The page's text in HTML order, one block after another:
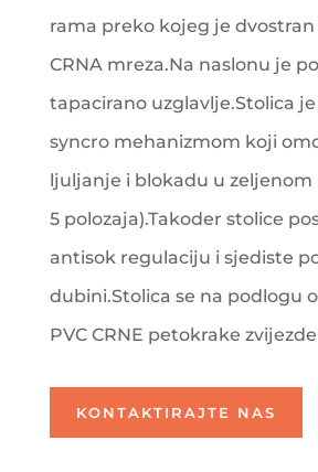
rama preko kojeg je
CRNA mreza.Na naslonu je
tapacirano uzglavlje.Stolica
syncro mehanizmom koji
ljuljanje i blokadu u
5 polozaja).Takoder stolice
antisok regulaciju i sjediste
dubini.Stolica se na podlogu
PVC CRNE petokrake
KONTAKTIRAJTE NAS